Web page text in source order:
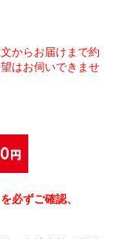
からお届けまで約
はお伺いできませ
ずご確認、